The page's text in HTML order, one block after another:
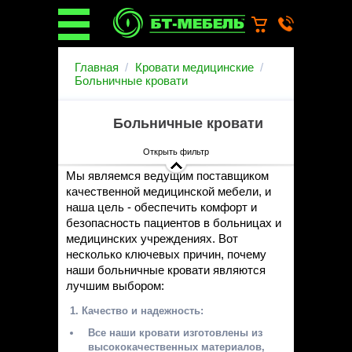
О бренде
Услуги
Монтаж операционных
светильников
Ремонт медицинской мебели
Запасные части
Гарантийное обслуживание
медицинской мебели
Инструкции от производителей
Установка медицинской мебели
Доставка
Производители
Дилерам
Главная
Кровати медицинские
Больничные кровати
Больничные кровати
Открыть фильтр
Мы являемся ведущим поставщиком
качественной медицинской мебели, и
наша цель - обеспечить комфорт и
безопасность пациентов в больницах и
медицинских учреждениях. Вот
несколько ключевых причин, почему
наши больничные кровати являются
лучшим выбором:
Качество и надежность:
Все наши кровати изготовлены из
высококачественных материалов,